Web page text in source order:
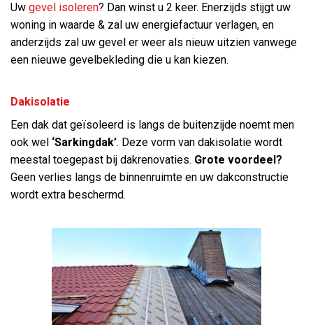
Uw gevel isoleren? Dan winst u 2 keer. Enerzijds stijgt uw
woning in waarde & zal uw energiefactuur verlagen, en
anderzijds zal uw gevel er weer als nieuw uitzien vanwege
een nieuwe gevelbekleding die u kan kiezen.
Dakisolatie
Een dak dat geïsoleerd is langs de buitenzijde noemt men
ook wel ‘Sarkingdak’. Deze vorm van dakisolatie wordt
meestal toegepast bij dakrenovaties. Grote voordeel?
Geen verlies langs de binnenruimte en uw dakconstructie
wordt extra beschermd.